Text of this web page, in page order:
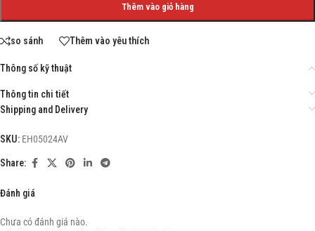
Thêm vào giỏ hàng
so sánh Thêm vào yêu thích
Thông số kỹ thuật
Thông tin chi tiết
Shipping and Delivery
SKU: EH05024AV
Share:
Đánh giá
Chưa có đánh giá nào.